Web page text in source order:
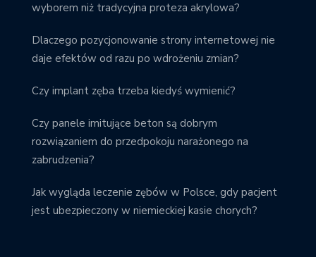
wyborem niż tradycyjna proteza akrylowa?
Dlaczego pozycjonowanie strony internetowej nie
daje efektów od razu po wdrożeniu zmian?
Czy implant zęba trzeba kiedyś wymienić?
Czy panele imitujące beton są dobrym
rozwiązaniem do przedpokoju narażonego na
zabrudzenia?
Jak wygląda leczenie zębów w Polsce, gdy pacjent
jest ubezpieczony w niemieckiej kasie chorych?